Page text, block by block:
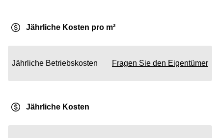
Jährliche Kosten pro m²
Jährliche Betriebskosten Fragen Sie den Eigentümer
Jährliche Kosten